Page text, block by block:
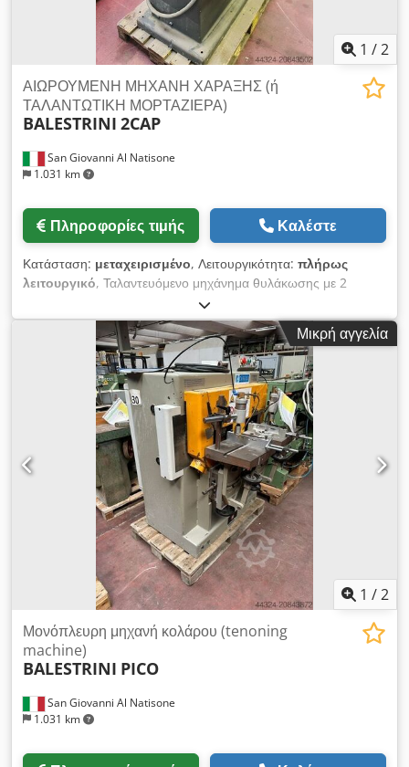
1 /2
San Giovanni Al Natisone
1.031 km
ΑΙΩΡΟΥΜΕΝΗ ΜΗΧΑΝΗ ΧΑΡΑΞΗΣ (ή
ΤΑΛΑΝΤΩΤΙΚΗ ΜΟΡΤΑΖΙΕΡΑ)
BALESTRINI 2CAP
Πληροφορίες τιμής Καλέστε
Κατάσταση: μεταχειρισμένο, Λειτουργικότητα: πλήρως
λειτουργικό, Ταλαντευόμενο μηχάνημα θυλάκωσης με 2
πάγκους BALESTRINI μοντέλο 2CAP Crodpfxox Rc Ure Ab Hof
Μικρή αγγελία
1 /2
San Giovanni Al Natisone
1.031 km
Μονόπλευρη μηχανή κολάρου (tenoning
machine)
BALESTRINI PICO